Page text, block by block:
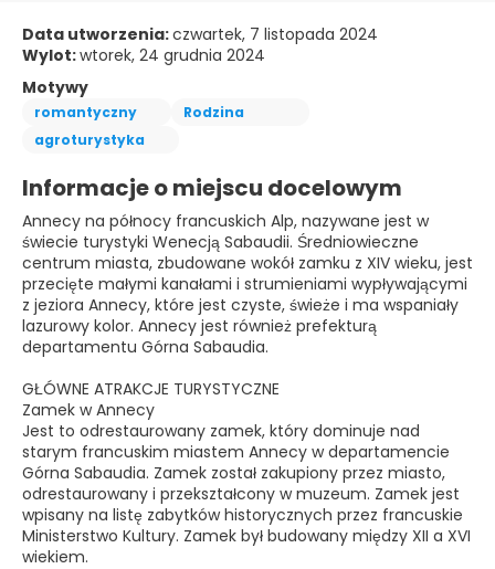
Data utworzenia:czwartek, 7 listopada 2024
Wylot:wtorek, 24 grudnia 2024
Motywy
romantyczny
Rodzina
agroturystyka
Informacje o miejscu docelowym
Annecy na północy francuskich Alp, nazywane jest w
świecie turystyki Wenecją Sabaudii. Średniowieczne
centrum miasta, zbudowane wokół zamku z XIV wieku, jest
przecięte małymi kanałami i strumieniami wypływającymi
z jeziora Annecy, które jest czyste, świeże i ma wspaniały
lazurowy kolor. Annecy jest również prefekturą
departamentu Górna Sabaudia.
GŁÓWNE ATRAKCJE TURYSTYCZNE
Zamek w Annecy
Jest to odrestaurowany zamek, który dominuje nad
starym francuskim miastem Annecy w departamencie
Górna Sabaudia. Zamek został zakupiony przez miasto,
odrestaurowany i przekształcony w muzeum. Zamek jest
wpisany na listę zabytków historycznych przez francuskie
Ministerstwo Kultury. Zamek był budowany między XII a XVI
wiekiem.